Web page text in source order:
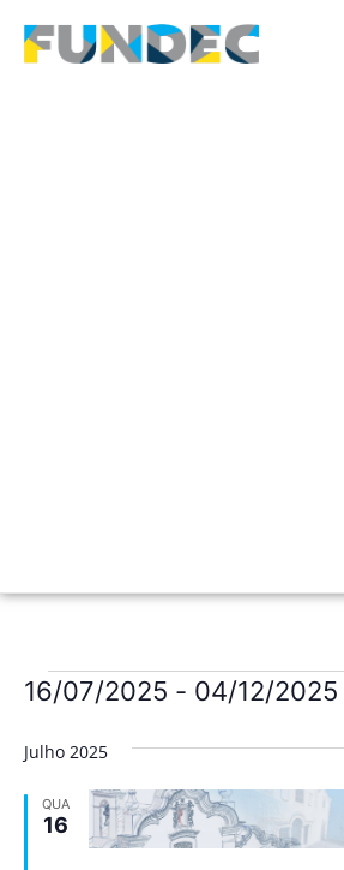
16/07/2025 - 04/12/2025
data.
Julho 2025
QUA
16